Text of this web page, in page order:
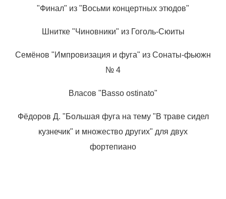
"Финал" из "Восьми концертных этюдов"
Шнитке "Чиновники" из Гоголь-Сюиты
Семёнов "Импровизация и фуга" из Сонаты-фьюжн
№ 4
Власов "Basso ostinato"
Фёдоров Д. "Большая фуга на тему "В траве сидел
кузнечик" и множество других" для двух
фортепиано